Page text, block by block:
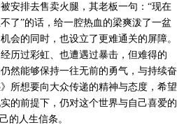
安排去售卖火腿，其老板一句：“现在
了”的话，给一腔热血的梁爽泼了一盆
会的同时，也设立了更难通关的屏障。
历过彩虹、也遭遇过暴击，但难得的
然能够保持一往无前的勇气，与持续奋
所想要向大众传递的精神与态度，希望
的前提下，仍对这个世界与自己喜爱的
的人生信条。